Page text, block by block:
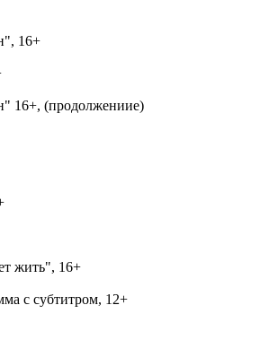
16+
16+, (продолжениие)
жить", 16+
с субтитром, 12+